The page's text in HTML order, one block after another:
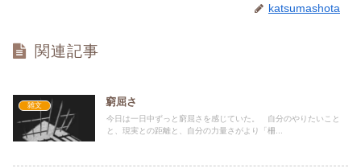
katsumashota
関連記事
雑文 窮屈さ
今日は一日中ずっと窮屈さを感じていた。 自分のやりたいこと
と、現実との距離と、自分の力量さがより「柵...